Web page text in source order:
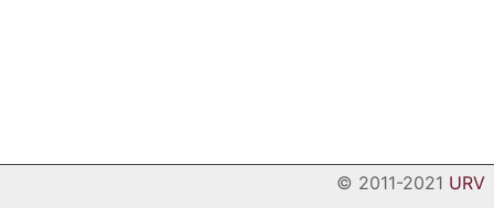
© 2011-2021 URV